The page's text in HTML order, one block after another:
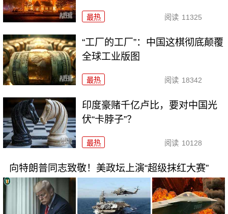
最热 阅读 11325
“工厂的工厂”：中国这棋彻底颠覆
全球工业版图
最热 阅读 18342
印度豪赌千亿卢比，要对中国光
伏“卡脖子”？
最热 阅读 10128
向特朗普同志致敬！美政坛上演“超级抹红大赛”